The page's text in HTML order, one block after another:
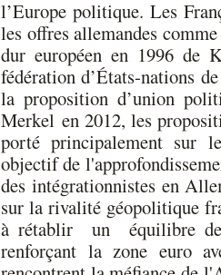
l’Europe politique. Les
les offres allemandes
dur européen en 1996 de
fédération d’États-nations
la proposition d’union
Merkel en 2012, les
porté principalement sur
objectif de
des intégrationnistes en
sur la rivalité géopolitique
à rétablir un équilibre de
renforçant la zone euro